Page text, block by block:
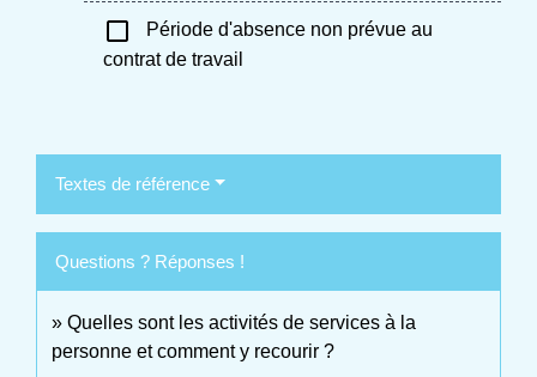
check_box_outline_blank
Période d'absence non prévue au
contrat de travail
Textes de référence
Questions ? Réponses !
Quelles sont les activités de services à la
personne et comment y recourir ?